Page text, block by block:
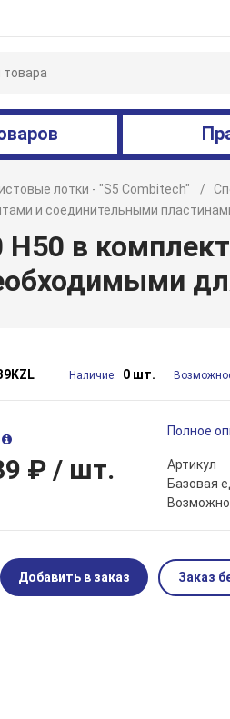
лотки - "S5 Combitech"
и соединительными
в
Наличие: 0 шт.
₽ / шт.
Полное
Артикул
Базовая
Добавить в заказ Заказ